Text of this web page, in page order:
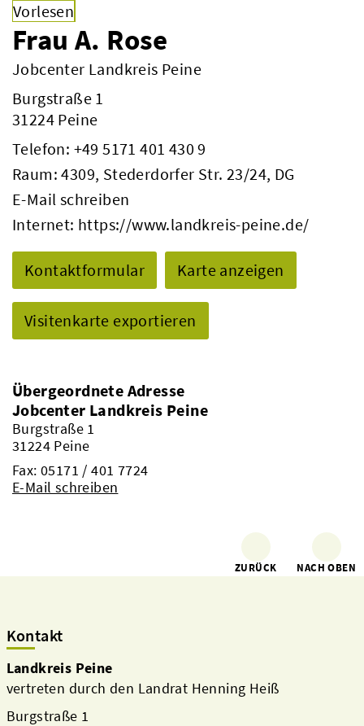
Vorlesen
Frau A. Rose
Jobcenter Landkreis Peine
Burgstraße 1
31224 Peine
Telefon: +49 5171 401 430 9
Raum: 4309, Stederdorfer Str. 23/24, DG
E-Mail schreiben
Internet: https://www.landkreis-peine.de/
Kontaktformular Karte anzeigen
Visitenkarte exportieren
Übergeordnete Adresse
Jobcenter Landkreis Peine
Burgstraße 1
31224 Peine
Fax: 05171 / 401 7724
E-Mail schreiben
ZURÜCK NACH OBEN
Kontakt
Landkreis Peine
vertreten durch den Landrat Henning Heiß
Burgstraße 1